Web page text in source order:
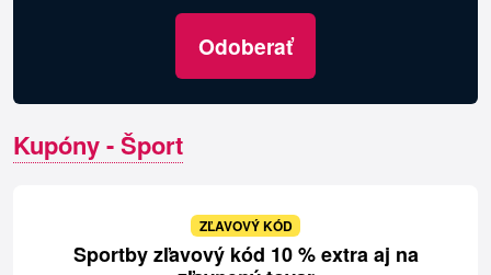
Odoberať
Kupóny - Šport
ZĽAVOVÝ KÓD
Sportby zľavový kód 10 % extra aj na